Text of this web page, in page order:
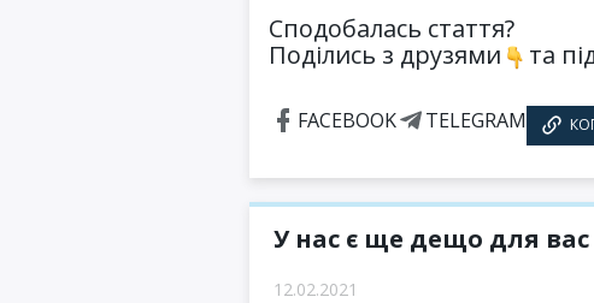
Сподобалась стаття?
Поділись з друзями
та
FACEBOOK TELEGRAM
У нас є ще дещо для вас
12.02.2021